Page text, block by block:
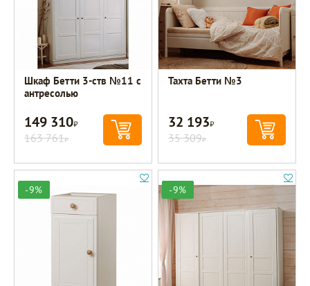
Шкаф Бетти 3-ств №11 с
антресолью
149 310Р
163 761Р
Тахта Бетти №3
32 193Р
35 309Р
-9% -9%